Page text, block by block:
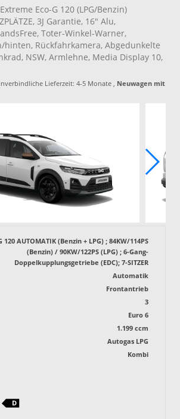
Extreme Eco-G 120 (LPG/Benzin)
3J Garantie, 16" Alu,
Toter-Winkel-Warner,
hinten, Rückfahrkamera, Abgedunkelte
NSW, Armlehne, Media Display 10,
Lieferzeit: 4-5 Monate , Neuwagen mit
120 AUTOMATIK (Benzin + LPG) ; 84KW/114PS
(Benzin) / 90KW/122PS (LPG) ; 6-Gang-
Doppelkupplungsgetriebe (EDC); 7-SITZER
Automatik
Frontantrieb
3
Euro 6
1.199 ccm
Autogas LPG
Kombi